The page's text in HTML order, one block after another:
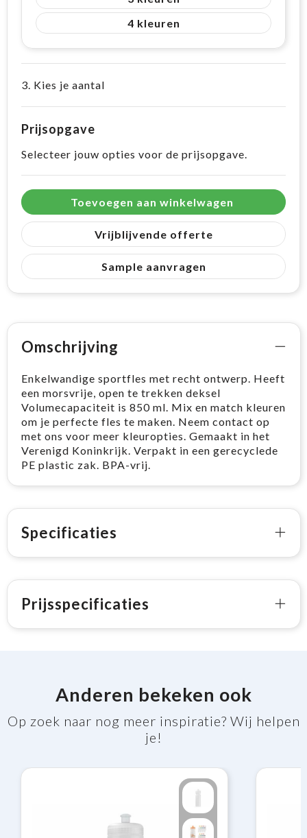
4
3. Kies je aantal
Prijsopgave
Selecteer jouw opties voor de prijsopgave.
Toevoegen aan winkelwagen
Vrijblijvende offerte
Sample aanvragen
Omschrijving
Enkelwandige sportfles met recht ontwerp. Heeft
een morsvrije, open te trekken deksel
Volumecapaciteit is 850 ml. Mix en match kleuren
om je perfecte fles te maken. Neem contact op
met ons voor meer kleuropties. Gemaakt in het
Verenigd Koninkrijk. Verpakt in een gerecyclede
PE plastic zak. BPA-vrij.
Specificaties
Prijsspecificaties
Anderen bekeken ook
Op zoek naar nog meer inspiratie? Wij helpen
je!